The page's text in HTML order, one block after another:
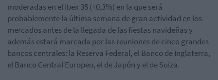
moderadas en el Ibex 35 (+0,3%) en la que será
probablemente la última semana de gran actividad en los
mercados antes de la llegada de las fiestas navideñas y
además estará marcada por las reuniones de cinco grandes
bancos centrales: la Reserva Federal, el Banco de Inglaterra,
el Banco Central Europeo, el de Japón y el de Suiza.